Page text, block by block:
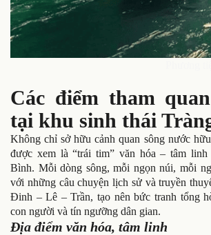
Các điểm tham
tại khu sinh thái
Không chỉ sở hữu cảnh quan sông nước
được xem là “trái tim” văn hóa – tâm
Bình. Mỗi dòng sông, mỗi ngọn núi, mỗi
với những câu chuyện lịch sử và truyền
Đinh – Lê – Trần, tạo nên bức tranh tổng
con người và tín ngưỡng dân gian.
Địa điểm văn hóa, tâm linh